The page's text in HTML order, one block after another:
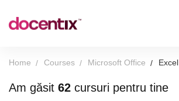
Home Courses Microsoft Office Excel
Am găsit 62 cursuri pentru tine